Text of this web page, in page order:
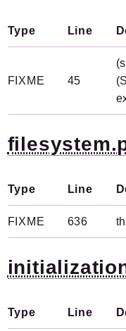
Type Line
FIXME 45
Type Line
FIXME 636
Type Line